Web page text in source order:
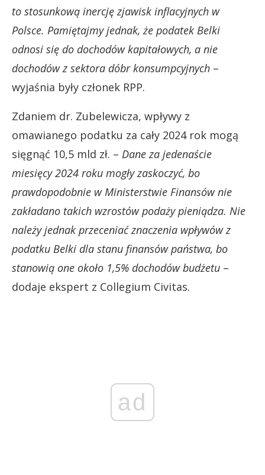
to stosunkową inercję zjawisk inflacyjnych w
Polsce. Pamiętajmy jednak, że podatek Belki
odnosi się do dochodów kapitałowych, a nie
dochodów z sektora dóbr konsumpcyjnych –
wyjaśnia były członek RPP.
Zdaniem dr. Zubelewicza, wpływy z
omawianego podatku za cały 2024 rok mogą
sięgnąć 10,5 mld zł. – Dane za jedenaście
miesięcy 2024 roku mogły zaskoczyć, bo
prawdopodobnie w Ministerstwie Finansów nie
zakładano takich wzrostów podaży pieniądza. Nie
należy jednak przeceniać znaczenia wpływów z
podatku Belki dla stanu finansów państwa, bo
stanowią one około 1,5% dochodów budżetu –
dodaje ekspert z Collegium Civitas.
ad